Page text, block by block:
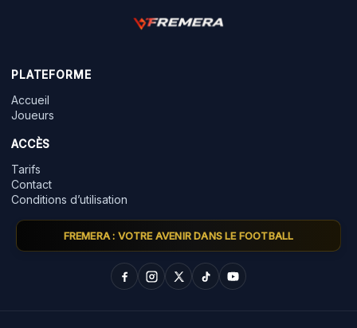
PLATEFORME
Accueil
Joueurs
ACCÈS
Tarifs
Contact
Conditions d’utilisation
FREMERA : VOTRE AVENIR DANS LE FOOTBALL